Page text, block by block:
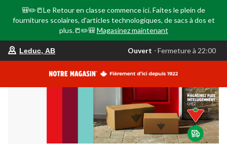
🎒✏️📒Le Retour en classe commence ici. Faites le plein de
fournitures scolaires, d'articles technologiques, de sacs à dos et
plus.📒✏️🎒 Magasinez maintenant
votre
est
AB,
Ouvert,
Fermeture
à
22:00
Leduc, AB Ouvert ⋅ Fermeture à 22:00